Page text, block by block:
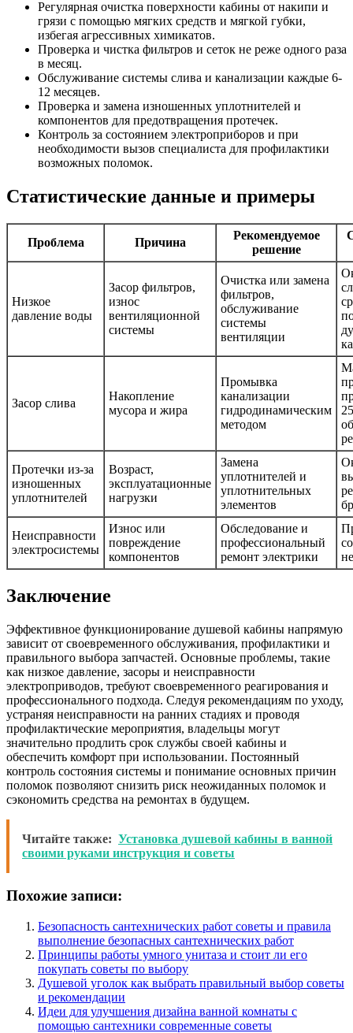
Регулярная очистка поверхности кабины от накипи и
грязи с помощью мягких средств и мягкой губки,
избегая агрессивных химикатов.
Проверка и чистка фильтров и сеток не реже одного раза
в месяц.
Обслуживание системы слива и канализации каждые 6-
12 месяцев.
Проверка и замена изношенных уплотнителей и
компонентов для предотвращения протечек.
Контроль за состоянием электроприборов и при
необходимости вызов специалиста для профилактики
возможных поломок.
Статистические данные и примеры
Проблема Причина
Рекомендуемое
решение
Низкое
давление воды
Засор фильтров,
износ
вентиляционной
системы
Очистка или замена
фильтров,
обслуживание
системы
вентиляции
Засор слива
Накопление
мусора и жира
Промывка
канализации
гидродинамическим
методом
Протечки из-за
изношенных
уплотнителей
Возраст,
эксплуатационные
нагрузки
Замена
уплотнителей и
уплотнительных
элементов
Неисправности
электросистемы
Износ или
повреждение
компонентов
Обследование и
профессиональный
ремонт электрики
Заключение
Эффективное функционирование душевой кабины напрямую
зависит от своевременного обслуживания, профилактики и
правильного выбора запчастей. Основные проблемы, такие
как низкое давление, засоры и неисправности
электроприводов, требуют своевременного реагирования и
профессионального подхода. Следуя рекомендациям по уходу,
устраняя неисправности на ранних стадиях и проводя
профилактические мероприятия, владельцы могут
значительно продлить срок службы своей кабины и
обеспечить комфорт при использовании. Постоянный
контроль состояния системы и понимание основных причин
поломок позволяют снизить риск неожиданных поломок и
сэкономить средства на ремонтах в будущем.
Читайте также: Установка душевой кабины в ванной
своими руками инструкция и советы
Похожие записи:
Безопасность сантехнических работ советы и правила
выполнение безопасных сантехнических работ
Принципы работы умного унитаза и стоит ли его
покупать советы по выбору
Душевой уголок как выбрать правильный выбор советы
и рекомендации
Идеи для улучшения дизайна ванной комнаты с
помощью сантехники современные советы